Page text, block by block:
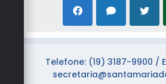
Telefone: (19) 3187-9900 /